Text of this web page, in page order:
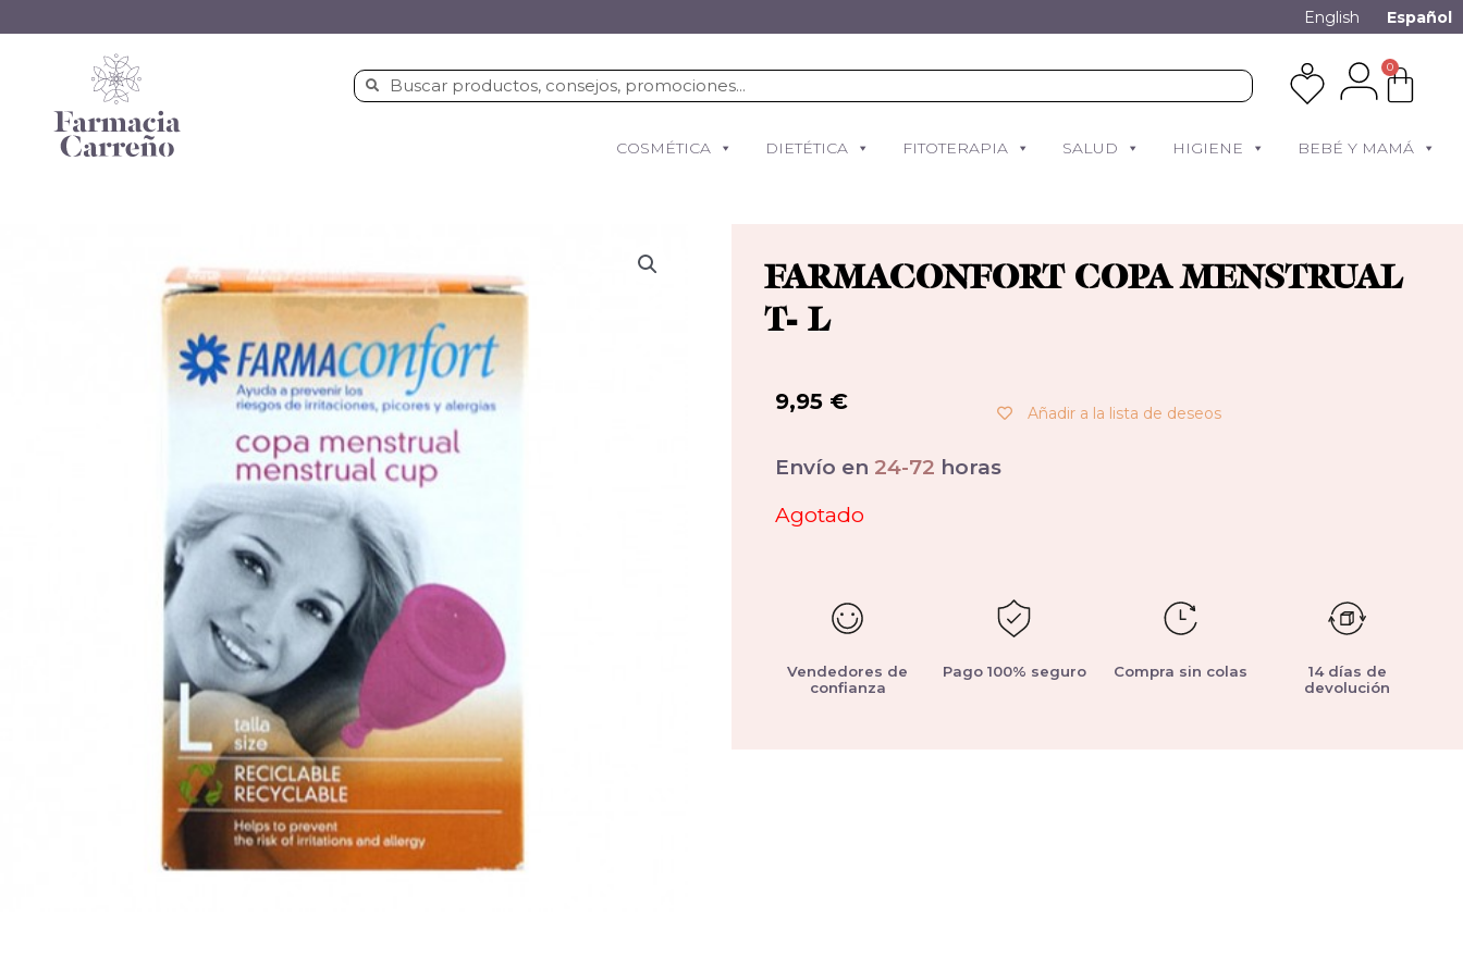
English Español
0
COSMÉTICA DIETÉTICA FITOTERAPIA SALUD HIGIENE BEBÉ Y MAMÁ
FARMACONFORT COPA MENSTRUAL
T- L
9,95 € Añadir a la lista de deseos
Envío en 24-72 horas
Agotado
Vendedores de
confianza
Pago 100% seguro Compra sin colas
14 días de
devolución